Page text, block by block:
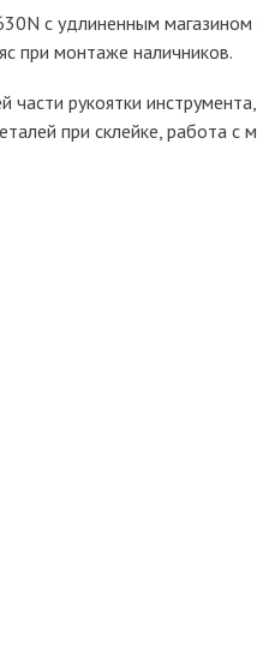
с удлиненным
при монтаже наличников.
части рукоятки
при склейке, работа с